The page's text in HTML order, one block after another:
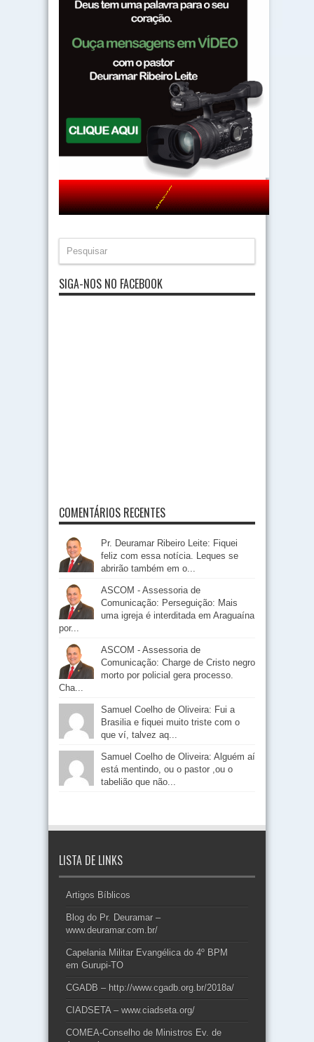
SIGA-NOS NO FACEBOOK
COMENTÁRIOS RECENTES
Pr. Deuramar Ribeiro Leite: Fiquei
feliz com essa notícia. Leques se
abrirão também em o...
ASCOM - Assessoria de
Comunicação: Perseguição: Mais
uma igreja é interditada em Araguaína
por...
ASCOM - Assessoria de
Comunicação: Charge de Cristo negro
morto por policial gera processo.
Cha...
Samuel Coelho de Oliveira: Fui a
Brasilia e fiquei muito triste com o
que ví, talvez aq...
Samuel Coelho de Oliveira: Alguém aí
está mentindo, ou o pastor ,ou o
tabelião que não...
LISTA DE LINKS
Artigos Bíblicos
Blog do Pr. Deuramar –
www.deuramar.com.br/
Capelania Militar Evangélica do 4º BPM
em Gurupi-TO
CGADB – http://www.cgadb.org.br/2018a/
CIADSETA – www.ciadseta.org/
COMEA-Conselho de Ministros Ev. de